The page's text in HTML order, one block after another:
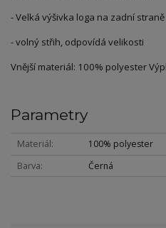
- Velká výšivka loga na zadní straně
- volný střih, odpovídá velikosti
Vnější materiál: 100% polyester
Parametry
Materiál
100% polyester
Barva
Černá